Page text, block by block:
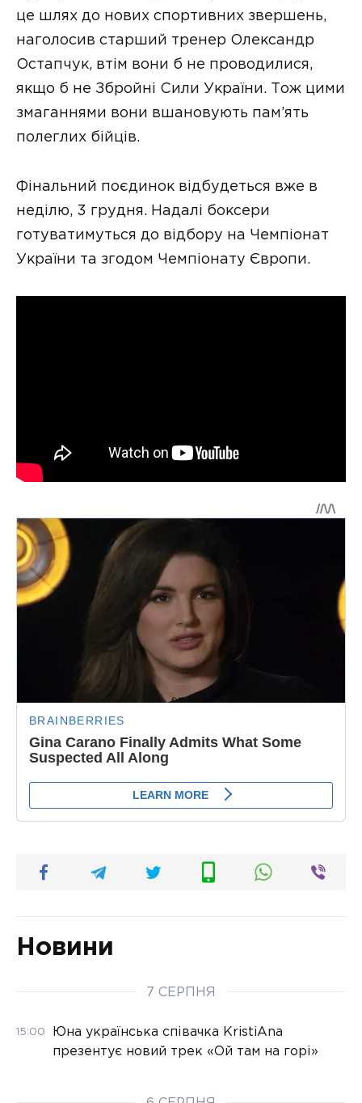
це шлях до нових спортивних звершень,
наголосив старший тренер Олександр
Остапчук, втім вони б не проводилися,
якщо б не Збройні Сили України. Тож цими
змаганнями вони вшановують пам’ять
полеглих бійців.
Фінальний поєдинок відбудеться вже в
неділю, 3 грудня. Надалі боксери
готуватимуться до відбору на Чемпіонат
України та згодом Чемпіонату Європи.
Новини
7 СЕРПНЯ
15:00
Юна українська співачка KristiAna
презентує новий трек «Ой там на горі»